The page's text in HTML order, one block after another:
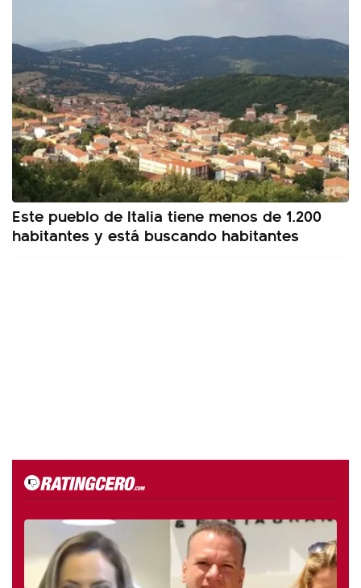
Este pueblo de Italia tiene menos de 1.200
habitantes y está buscando habitantes